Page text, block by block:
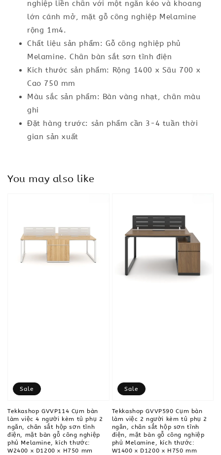
nghiệp liền chân với một ngăn kéo và khoang
lớn cánh mở, mặt gỗ công nghiệp Melamine
rộng 1m4.
Chất liệu sản phẩm: Gỗ công nghiệp phủ
Melamine. Chân bàn sắt sơn tĩnh điện
Kích thước sản phẩm: Rộng 1400 x Sâu 700 x
Cao 750 mm
Màu sắc sản phẩm: Bàn vàng nhạt, chân màu
ghi
Đặt hàng trước: sản phẩm cần 3-4 tuần thời
gian sản xuất
You may also like
Sale
Tekkashop GVVP114 Cụm bàn
làm việc 4 người kèm tủ phụ 2
ngăn, chân sắt hộp sơn tĩnh
điện, mặt bàn gỗ công nghiệp
phủ Melamine, kích thước:
W2400 x D1200 x H750 mm
Sale
Tekkashop GVVP590 Cụm bàn
làm việc 2 người kèm tủ phụ 2
ngăn, chân sắt hộp sơn tĩnh
điện, mặt bàn gỗ công nghiệp
phủ Melamine, kích thước:
W1400 x D1200 x H750 mm